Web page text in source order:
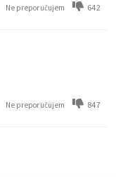
Ne preporučujem 642
Ne preporučujem 847